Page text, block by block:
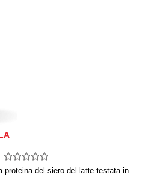
proteina del siero del latte testata in